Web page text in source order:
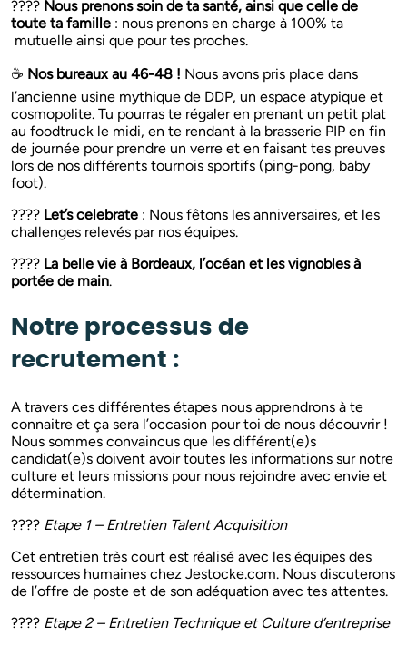
???? Nous prenons soin de ta santé, ainsi que celle de
toute ta famille : nous prenons en charge à 100% ta
mutuelle ainsi que pour tes proches.
☕️ Nos bureaux au 46-48 ! Nous avons pris place dans
l’ancienne usine mythique de DDP, un espace atypique et
cosmopolite. Tu pourras te régaler en prenant un petit plat
au foodtruck le midi, en te rendant à la brasserie PIP en fin
de journée pour prendre un verre et en faisant tes preuves
lors de nos différents tournois sportifs (ping-pong, baby
foot).
???? Let’s celebrate : Nous fêtons les anniversaires, et les
challenges relevés par nos équipes.
???? La belle vie à Bordeaux, l’océan et les vignobles à
portée de main.
Notre processus de
recrutement :
A travers ces différentes étapes nous apprendrons à te
connaitre et ça sera l’occasion pour toi de nous découvrir !
Nous sommes convaincus que les différent(e)s
candidat(e)s doivent avoir toutes les informations sur notre
culture et leurs missions pour nous rejoindre avec envie et
détermination.
???? Etape 1 – Entretien Talent Acquisition
Cet entretien très court est réalisé avec les équipes des
ressources humaines chez Jestocke.com. Nous discuterons
de l’offre de poste et de son adéquation avec tes attentes.
???? Etape 2 – Entretien Technique et Culture d’entreprise